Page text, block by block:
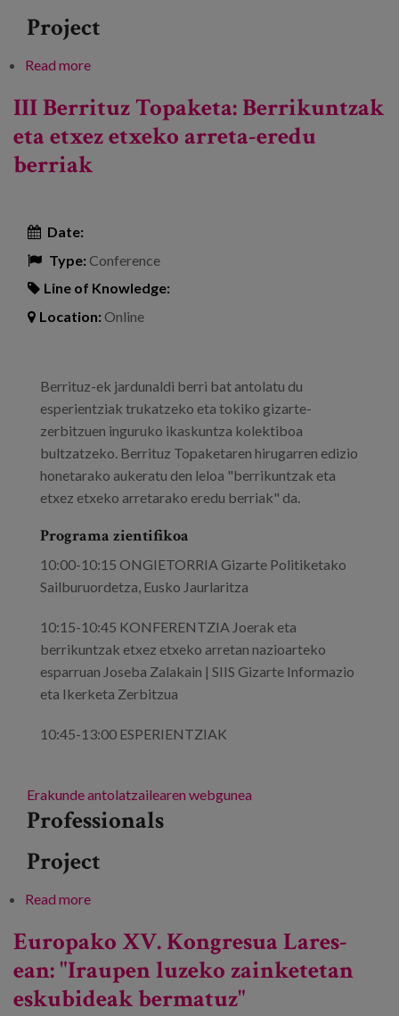
Project
Read moreabout #ZaintzaHerriLab estrategiaren aurkezpena
III Berrituz Topaketa: Berrikuntzak
eta etxez etxeko arreta-eredu
berriak
Date:
Type:Conference
Line of Knowledge:
Location:Online
Berrituz-ek jardunaldi berri bat antolatu du
esperientziak trukatzeko eta tokiko gizarte-
zerbitzuen inguruko ikaskuntza kolektiboa
bultzatzeko. Berrituz Topaketaren hirugarren edizio
honetarako aukeratu den leloa "berrikuntzak eta
etxez etxeko arretarako eredu berriak" da.
Programa zientifikoa
10:00-10:15 ONGIETORRIA Gizarte Politiketako
Sailburuordetza, Eusko Jaurlaritza
10:15-10:45 KONFERENTZIA Joerak eta
berrikuntzak etxez etxeko arretan nazioarteko
esparruan Joseba Zalakain | SIIS Gizarte Informazio
eta Ikerketa Zerbitzua
10:45-13:00 ESPERIENTZIAK
Erakunde antolatzailearen webgunea
Professionals
Project
Read moreabout III Berrituz Topaketa: Berrikuntzak eta
Europako XV. Kongresua Lares-
ean: "Iraupen luzeko zainketetan
eskubideak bermatuz"